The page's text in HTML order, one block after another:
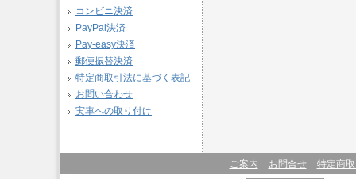
コンビニ決済
PayPal決済
Pay-easy決済
郵便振替決済
特定商取引法に基づく表記
お問い合わせ
実車への取り付け
ご案内 お問合せ 特定商